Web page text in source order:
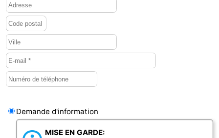
Nature
Walcherse
bos
-
Dishoek
-
Vlissingen
-
Middelburg
Zeeuws-
Nieuwvliet
Demande d'information
MISE EN GARDE: